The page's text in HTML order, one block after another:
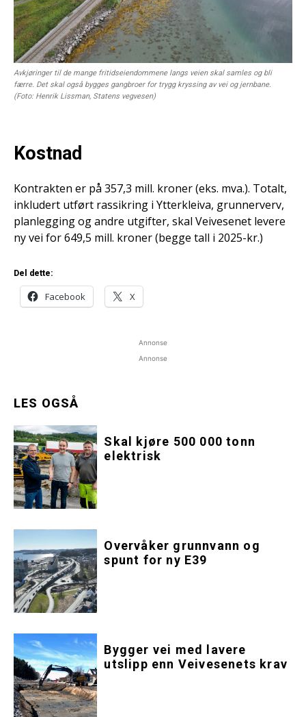
Avkjøringer til de mange fritidseiendommene langs veien skal samles og bli
færre. Det skal også bygges gangbroer for trygg kryssing av vei og jernbane.
(Foto: Henrik Lissman, Statens vegvesen)
Kostnad
Kontrakten er på 357,3 mill. kroner (eks. mva.). Totalt,
inkludert utført rassikring i Ytterkleiva, grunnerverv,
planlegging og andre utgifter, skal Veivesenet levere
ny vei for 649,5 mill. kroner (begge tall i 2025-kr.)
Del dette:
Facebook X
Annonse
Annonse
LES OGSÅ
Skal kjøre 500 000 tonn
elektrisk
Overvåker grunnvann og
spunt for ny E39
Bygger vei med lavere
utslipp enn Veivesenets krav